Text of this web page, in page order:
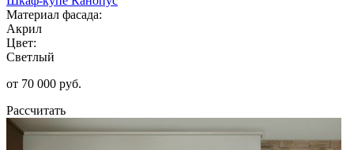
Материал фасада:
Акрил
Цвет:
Светлый
от 70 000 руб.
Рассчитать